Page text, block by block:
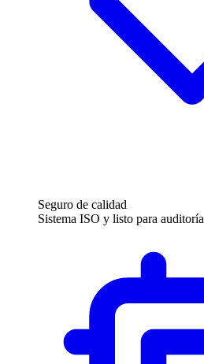
Seguro de calidad
Sistema ISO y listo para auditoría